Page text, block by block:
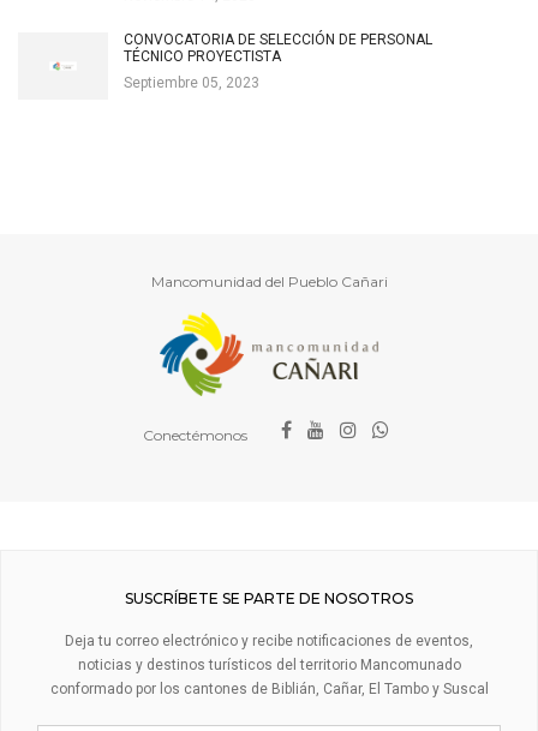
CONVOCATORIA DE SELECCIÓN DE PERSONAL
TÉCNICO PROYECTISTA
Septiembre 05, 2023
Mancomunidad del Pueblo Cañari
Conectémonos
SUSCRÍBETE SE PARTE DE NOSOTROS
Deja tu correo electrónico y recibe notificaciones de eventos,
noticias y destinos turísticos del territorio Mancomunado
conformado por los cantones de Biblián, Cañar, El Tambo y Suscal